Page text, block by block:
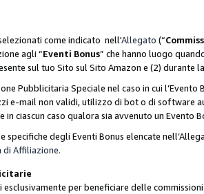
come indicato nell'Allegato (“
agli “Eventi Bonus” che hanno luogo
sul tuo Sito sul Sito Amazon e (2)
Pubblicitaria Speciale nel caso in cui
e-mail non validi, utilizzo di bot o di software
ciascun caso qualora sia avvenuto un Evento
specifiche degli Eventi Bonus elencate
di Affiliazione.
per beneficiare delle